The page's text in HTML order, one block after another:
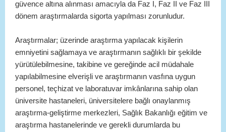
güvence altına alınması amacıyla da Faz I, Faz II ve Faz III
dönem araştırmalarda sigorta yapılması zorunludur.
Araştırmalar; üzerinde araştırma yapılacak kişilerin
emniyetini sağlamaya ve araştırmanın sağlıklı bir şekilde
yürütülebilmesine, takibine ve gereğinde acil müdahale
yapılabilmesine elverişli ve araştırmanın vasfına uygun
personel, teçhizat ve laboratuvar imkânlarına sahip olan
üniversite hastaneleri, üniversitelere bağlı onaylanmış
araştırma-geliştirme merkezleri, Sağlık Bakanlığı eğitim ve
araştırma hastanelerinde ve gerekli durumlarda bu